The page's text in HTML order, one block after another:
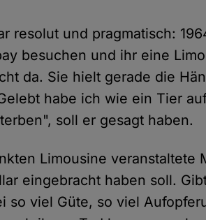
resolut und pragmatisch:
besuchen und ihr eine
da. Sie hielt gerade die
habe ich wie ein Tier
soll er gesagt haben.
Limousine veranstaltete
eingebracht haben soll.
so viel Güte, so viel